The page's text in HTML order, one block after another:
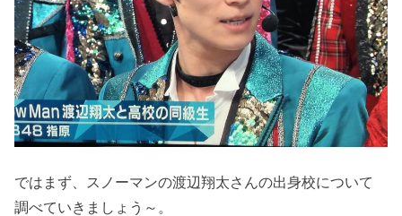
ではまず、スノーマンの渡辺翔太さんの出身校について
調べていきましょう～。